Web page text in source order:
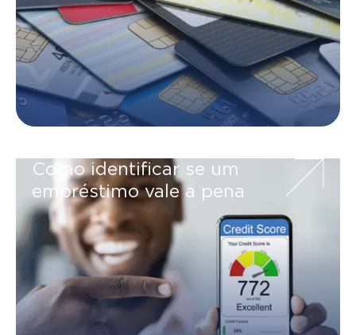
Como identificar se um
empréstimo vale a pena